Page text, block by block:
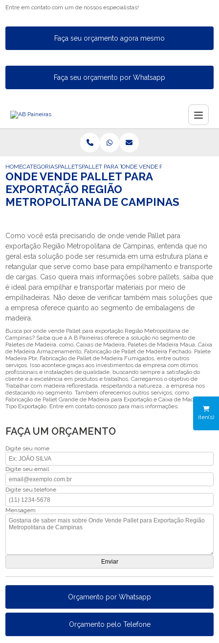
Entre em contato com um de nossos especialistas!
Faça seu orçamento agora mesmo
Faça seu orçamento por Whatsapp
iten(s)
HOMECATEGORIASPALLETSPALLET PARA TAMBORONDE VENDE PALLET PARA
ONDE VENDE PALLET PARA
EXPORTAÇÃO REGIÃO
METROPOLITANA DE CAMPINAS
Como você está precisando de onde vende Pallet para
exportação Região Metropolitana de Campinas, entenda que no
geral esta solução pode ser resumida em uma estrutura plana e
retangular que serve como base para empilhamento e transporte
de cargas. Caso queira mais informações sobre pallets, saiba que
é ideal para empilhar e transportar materiais por meio de
empilhadeiras. Não deixe de verificar também mais soluções que
a empresa oferece quanto ao segmento de embalagens de
madeira.
Busca por onde vende Pallet para exportação Região Metropolitana de
Campinas? Saiba que a A B Paineiras oferece a solução no segmento de
Paletes de Madeira, como, Caixas de Madeira, Paletes de Madeira Mauá, Caixa
de Madeira Armazenamento, Fabricação de Pallet de Madeira Fechado, Palete
Madeira Pbr, Fabricação de Pallet de Madeira Fumigados, entre outros
serviços. Isso acontece graças aos investimentos da empresa com ótimos
profissionais e instalações de qualidade, buscando sempre a satisfação do
cliente e a excelência em produtos e trabalhos. Carregamos o objetivo de
Trabalhar com madeira reflorestada, respeitando a natureza., a empresa nos
destacando no segmento. Também oferecemos outros serviços, como
Fabricação de Pallet Grande de Madeira para Exportação e Caixa de Madeira
Tipo Exportação. Entre em contato conosco para mais informações.
FAÇA UM ORÇAMENTO
Digite seu nome
Digite seu email
Digite seu telefone
Mensagem
Orçamento por Whatsapp
Orçamento pelo Telefone